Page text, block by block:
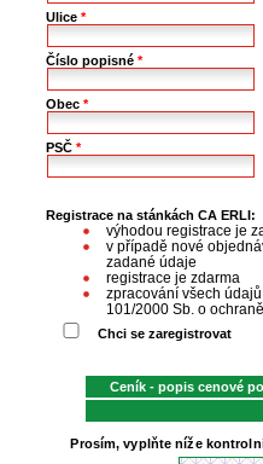
Ulice*
Číslo popisné*
Obec*
PSČ*
Registrace na stánkách CA ERLI:
výhodou registrace je
v případě nové
zadané údaje
registrace je zdarma
zpracování všech
101/2000 Sb. o
Chci se zaregistrovat
Ceník - popis cenové
Prosím, vyplňte níže